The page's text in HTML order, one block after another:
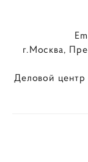
г.Москва,
Деловой